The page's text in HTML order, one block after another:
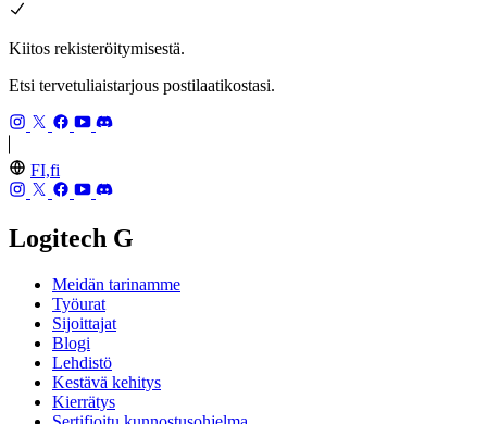
Kiitos rekisteröitymisestä.
Etsi tervetuliaistarjous postilaatikostasi.
FI,fi
Logitech G
Meidän tarinamme
Työurat
Sijoittajat
Blogi
Lehdistö
Kestävä kehitys
Kierrätys